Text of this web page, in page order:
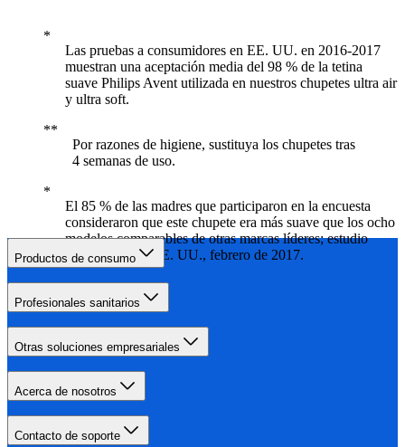
Las pruebas a consumidores en EE. UU. en 2016-2017
muestran una aceptación media del 98 % de la tetina
suave Philips Avent utilizada en nuestros chupetes ultra air
y ultra soft.
Por razones de higiene, sustituya los chupetes tras
4 semanas de uso.
El 85 % de las madres que participaron en la encuesta
consideraron que este chupete era más suave que los ocho
modelos comparables de otras marcas líderes; estudio
independiente, EE. UU., febrero de 2017.
Productos de consumo
Profesionales sanitarios
Otras soluciones empresariales
Acerca de nosotros
Contacto de soporte